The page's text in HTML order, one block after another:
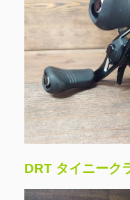
DRT タイニーク